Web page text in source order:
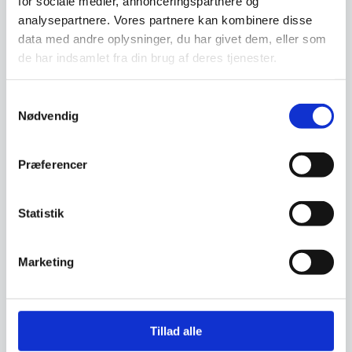
analysepartnere. Vores partnere kan kombinere disse
data med andre oplysninger, du har givet dem, eller som
de har indsamlet fra din brug af deres tjenester.
Nødvendig
Præferencer
Statistik
Marketing
Tillad alle
Har du spørgsmål til varen? Klik her
SPAR OP TIL 38%
Cappa Clip Gardinringe